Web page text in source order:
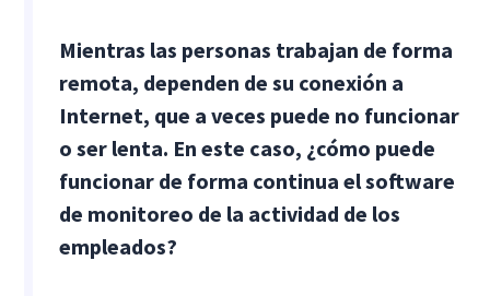
Mientras las personas trabajan de forma
remota, dependen de su conexión a
Internet, que a veces puede no funcionar
o ser lenta. En este caso, ¿cómo puede
funcionar de forma continua el software
de monitoreo de la actividad de los
empleados?